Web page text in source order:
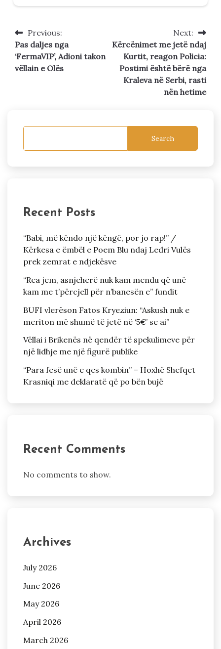
Post
navigation
Previous:
Pas daljes nga
‘FermaVIP’, Adioni takon
vëllain e Olës
Next:
Kërcënimet me jetë ndaj
Kurtit, reagon Policia:
Postimi është bërë nga
Kraleva në Serbi, rasti
nën hetime
Search
Recent Posts
“Babi, më këndo një këngë, por jo rap!” /
Kërkesa e ëmbël e Poem Blu ndaj Ledri Vulës
prek zemrat e ndjekësve
“Rea jem, asnjeherë nuk kam mendu që unë
kam me t’përcjell për n’banesën e” fundit
BUFI vlerëson Fatos Kryeziun: “Askush nuk e
meriton më shumë të jetë në ‘5€’ se ai”
Vëllai i Brikenës në qendër të spekulimeve për
një lidhje me një figurë publike
“Para fesë unë e qes kombin” – Hoxhë Shefqet
Krasniqi me deklaratë që po bën bujë
Recent Comments
No comments to show.
Archives
July 2026
June 2026
May 2026
April 2026
March 2026